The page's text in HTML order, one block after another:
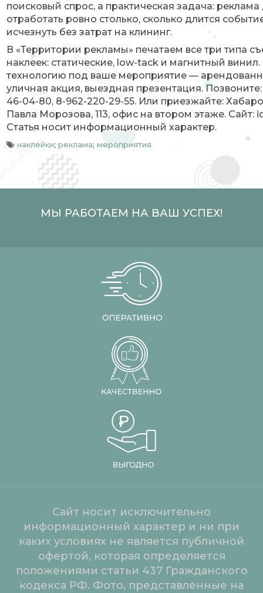
поисковый спрос, а практическая задача:
отработать ровно столько, сколько длится
исчезнуть без затрат на клининг.
В «Территории рекламы» печатаем все три типа
наклеек: статические, low-tack и магнитный
технологию под ваше мероприятие —
уличная акция, выездная презентация. Позвоните:
46-04-80, 8-962-220-29-55. Или приезжайте:
Павла Морозова, 113, офис на втором этаже. Сайт:
Статья носит информационный характер.
наклейки;реклама;мероприятия
МЫ РАБОТАЕМ НА ВАШ УСПЕХ!
Сайт носит исключительно
информационный характер и ни при
каких условиях не является публичной
офертой, которая определяется
положениями статьи 437 Гражданского
кодекса РФ. Фото, представленные на